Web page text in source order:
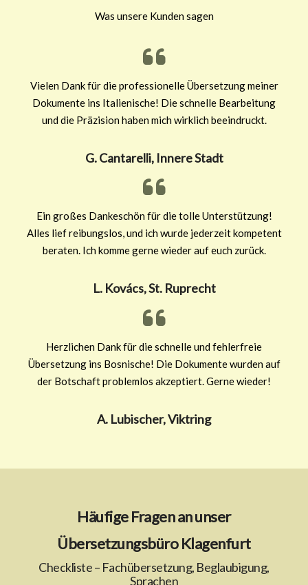
Was unsere Kunden sagen
Vielen Dank für die professionelle Übersetzung meiner
Dokumente ins Italienische! Die schnelle Bearbeitung
und die Präzision haben mich wirklich beeindruckt.
G. Cantarelli, Innere Stadt
Ein großes Dankeschön für die tolle Unterstützung!
Alles lief reibungslos, und ich wurde jederzeit kompetent
beraten. Ich komme gerne wieder auf euch zurück.
L. Kovács, St. Ruprecht
Herzlichen Dank für die schnelle und fehlerfreie
Übersetzung ins Bosnische! Die Dokumente wurden auf
der Botschaft problemlos akzeptiert. Gerne wieder!
A. Lubischer, Viktring
Häufige Fragen an unser
Übersetzungsbüro Klagenfurt
Checkliste – Fachübersetzung, Beglaubigung,
Sprachen